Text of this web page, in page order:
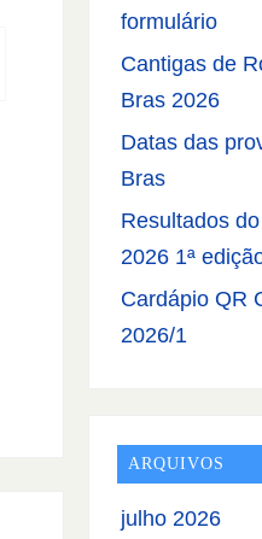
formulário
Cantigas de
Bras 2026
Datas das
Bras
Resultados
2026 1ª
Cardápio QR
2026/1
ARQUIVOS
julho 2026